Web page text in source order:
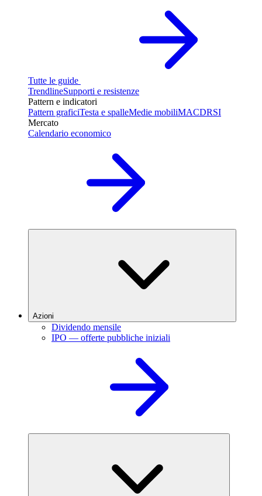
Tutte le guide
TrendlineSupporti e resistenze
Pattern e indicatori
Pattern graficiTesta e spalleMedie mobiliMACDRSI
Mercato
Calendario economico
Azioni
Dividendo mensile
IPO — offerte pubbliche iniziali